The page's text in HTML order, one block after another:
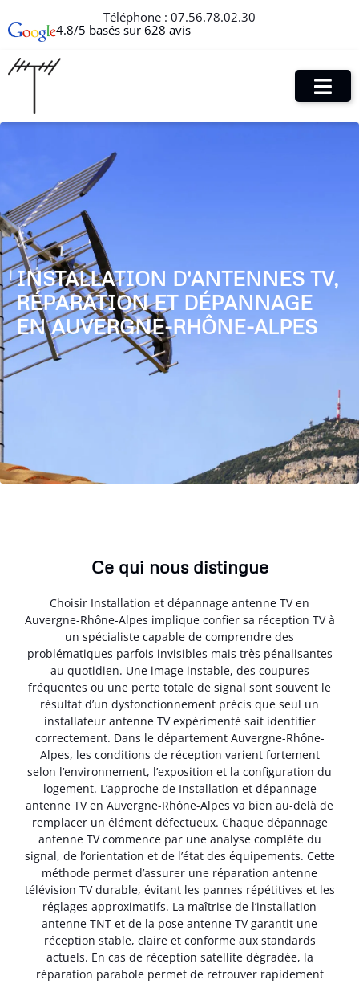
Téléphone : 07.56.78.02.30
4.8/5 basés sur 628 avis
INSTALLATION D'ANTENNES TV,
RÉPARATION ET DÉPANNAGE
EN AUVERGNE-RHÔNE-ALPES
Ce qui nous distingue
Choisir Installation et dépannage antenne TV en
Auvergne-Rhône-Alpes implique confier sa réception TV à
un spécialiste capable de comprendre des
problématiques parfois invisibles mais très pénalisantes
au quotidien. Une image instable, des coupures
fréquentes ou une perte totale de signal sont souvent le
résultat d’un dysfonctionnement précis que seul un
installateur antenne TV expérimenté sait identifier
correctement. Dans le département Auvergne-Rhône-
Alpes, les conditions de réception varient fortement
selon l’environnement, l’exposition et la configuration du
logement. L’approche de Installation et dépannage
antenne TV en Auvergne-Rhône-Alpes va bien au-delà de
remplacer un élément défectueux. Chaque dépannage
antenne TV commence par une analyse complète du
signal, de l’orientation et de l’état des équipements. Cette
méthode permet d’assurer une réparation antenne
télévision TV durable, évitant les pannes répétitives et les
réglages approximatifs. La maîtrise de l’installation
antenne TNT et de la pose antenne TV garantit une
réception stable, claire et conforme aux standards
actuels. En cas de réception satellite dégradée, la
réparation parabole permet de retrouver rapidement